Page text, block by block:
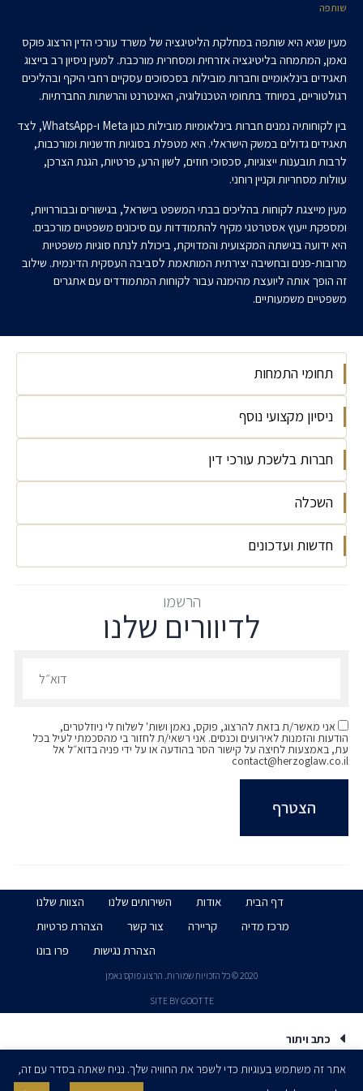
שותפה
מעין שגיא היא שותפה במחלקת הליטיגציה של משרד עורכי הדין הרצוג פוקס
נאמן, המתמחה בליטיגציה אזרחית ומסחרית מורכבת. למעין ניסיון רב בייצוג
תאגידים בינלאומיים וחברות מובילות בסכסוכים עסקיים רחבי היקף ובהליכים
רגולטוריים, במיוחד בתחומי הטכנולוגיה, האינטרנט והרשתות החברתיות.
בין לקוחותיה נמנים חברות בינלאומיות מובילות כגון Meta ו-WhatsApp, לצד
תאגידים גדולים במשק הישראלי. היא מטפלת בסוגיות חדשניות ומורכבות,
לרבות תובענות ייצוגיות, סכסוכי חוזים, לשון הרע, פרטיות, הגנת הצרכן,
עוולות מסחריות וקניין רוחני.
מעין מייצגת לקוחות בהליכים בבתי המשפט בישראל, בגישורים ובבוררויות,
ומספקת ייעוץ אסטרטגי מקיף להתמודדות עם סיכונים משפטיים מורכבים.
היא ידועה בגישתה המקצועית והמדויקת, ביכולת לנתח סוגיות משפטיות
מרובות-פנים ובחשיבה יצירתית המותאמת לסביבה העסקית הדינמית. שילוב
זה הופך אותה ליועצת מהימנה עבור לקוחות המתמודדים עם אתגרים
משפטיים משמעותיים.
תחומי התמחות
ליטיגציה
ניסיון מקצועי נוסף
אוניברסיטת בר אילן, LLB, 2009
חברות בלשכת עורכי דין
2010השכלה
התמחות באסטרטגיה ויזמות, 2015
חדשות ועדכונים
הכירו את השותפים החדשים לשנת 2026!
הרשמו
לדיוורים שלנו
אני מאשר/ת בזאת להרצוג, פוקס, נאמן ושות' לשלוח לי ניוזלטרים,
הודעות והזמנות לאירועים וכנסים. אני רשאי/ת לחזור בי מהסכמתי לעיל בכל
עת, באמצעות לחיצה על קישור הסר בהודעה או על ידי פניה בדוא״ל אל
contact@herzoglaw.co.il
דף הבית אודות השירותים שלנו
הצוות שלנו
מרכז מדיה
קריירה צור קשר
הצהרת פרטיות
הצהרת נגישות
פרו בונו
2020 © כל הזכויות שמורות. הרצוג פוקס נאמן
SITE BY GOOTTE
כתב ויתור
אתר זה משתמש בעוגיות כדי לשפר את החוויה שלך. נניח שאתה בסדר עם זה,